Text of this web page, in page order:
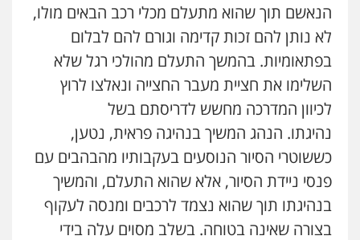
הנאשם תוך שהוא מתעלם מכלי רכב הבאים מולו,
לא נותן להם זכות קדימה וגורם להם לבלום
בפתאומיות. בהמשך התעלם מהולכי רגל שלא
השלימו את חציית מעבר החצייה ונאלצו לרוץ
לכיוון המדרכה מחשש לדריסתם בשל
נהיגתו. הנהג המשיך בנהיגה פראית, נטען,
כששוטרי הסיור הנוסעים בעקבותיו מהבהבים עם
פנסי ניידת הסיור, אלא שהוא התעלם, והמשיך
בנהיגתו תוך שהוא נצמד לרכבים ומנסה לעקוף
בצורה שאינה בטוחה. בשלב מסוים עלה בידי